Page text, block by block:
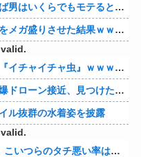
【画像】障害持ち社長「金さえあれば男はいくらでもモテるという事を証明してる」
【復讐】嫁いびりトメに自慢の角煮をメガ盛りさせた結果ｗｗｗｗ 他
【珍報】日向坂さん新曲タイトル、『イチャイチャ虫』ｗｗｗ★2
ドイツ空港のウクライナ輸送機に自爆ドローン接近、見つけた空港職員が蹴り落とす…高性能プラスチック爆弾搭載！
ル抜群の水着姿を披露
【悲報】『自認レイブンクロー』 ← こいつらのタチ悪い率は異常